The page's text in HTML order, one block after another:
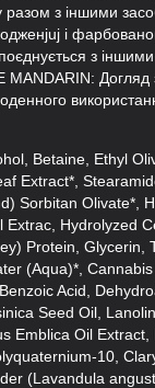
з іншими
і
з
MANDARIN: Догляд
Betaine, Ethyl
Extract*,
Sorbitan Olivate*,
Extrac, Hydrolyzed
Protein, Glycerin,
(Aqua)*,
Acid,
Seed Oil,
Emblica Oil Extract,
10,
(Lavandula